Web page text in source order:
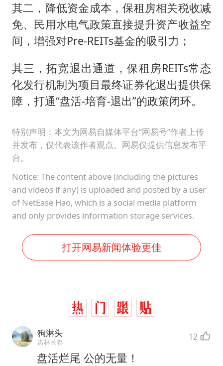
其二，降低资金成本，保租房相关税收减
免、民用水电气政策直接提升资产收益空
间，增强对Pre-REITs基金的吸引力；
其三，拓宽退出通道，保租房REITs常态
化发行机制为项目最终证券化退出提供保
障，打通“盘活-培育-退出”的政策闭环。
特别声明：本文为网易自媒体平台“网易号”作者上传
并发布，仅代表该作者观点。网易仅提供信息发布平
台。
Notice: The content above (including the pictures
and videos if any) is uploaded and posted by a user
of NetEase Hao, which is a social media platform
and only provides information storage services.
打开网易新闻体验更佳
狗淋头
吉林长春 12
盘活烂尾 公的无量！